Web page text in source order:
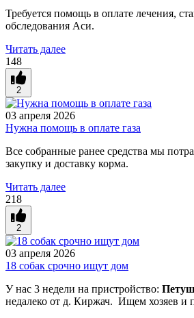
Требуется помощь в оплате лечения,
обследования Аси.
Читать далее
148
2
03 апреля 2026
Нужна помощь в оплате газа
Все собранные ранее средства мы
закупку и доставку корма.
Читать далее
218
2
03 апреля 2026
18 собак срочно ищут дом
У нас 3 недели на пристройство:
недалеко от д. Киржач. Ищем хозяев и